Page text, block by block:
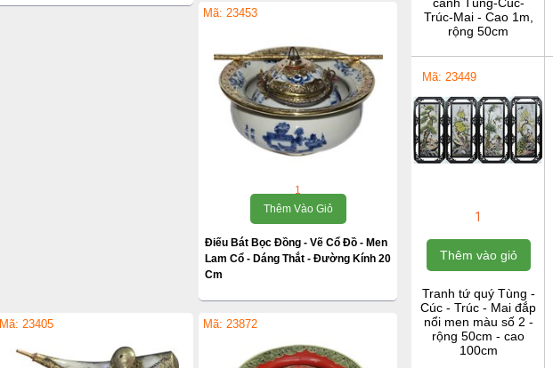
Mã: 23453
1
Thêm Vào Giỏ
Điếu Bát Bọc Đồng - Vẽ Cổ Đồ - Men
Lam Cổ - Dáng Thắt - Đường Kính 20
Cm
Mã: 23405 Mã: 23872
Trúc-Mai - Cao 1m,
rộng 50cm
Mã: 23449
1
Thêm vào giỏ
Tranh tứ quý Tùng -
Cúc - Trúc - Mai đắp
nổi men màu số 2 -
rộng 50cm - cao
100cm